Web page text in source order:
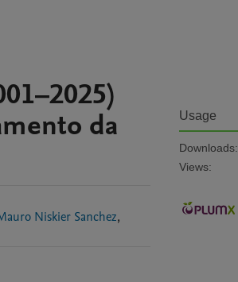
da
Mauro Niskier Sanchez,
Usage
Downloads:
Views: